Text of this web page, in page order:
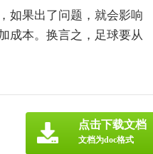
如果出了问题，就会影响
成本。换言之，足球要从
点击下载文档
文档为doc格式